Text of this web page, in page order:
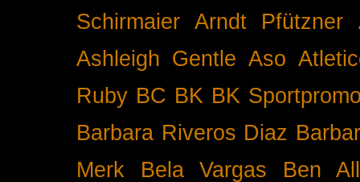
Schirmaier
Arndt Pfützner
Ashleigh Gentle Aso
Ruby BC BK BK
Barbara Riveros Diaz
Merk
Bela Vargas Ben